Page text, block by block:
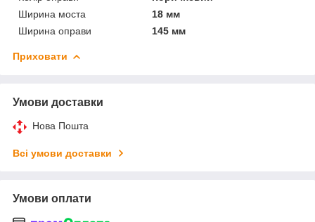
Ширина моста
18 мм
Ширина оправи
145 мм
Приховати
Умови доставки
Нова Пошта
Всі умови доставки
Умови оплати